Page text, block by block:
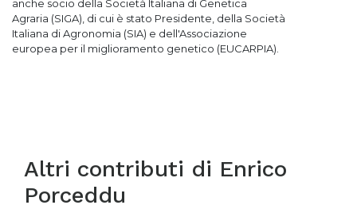
anche socio della Società Italiana di Genetica
Agraria (SIGA), di cui è stato Presidente, della Società
Italiana di Agronomia (SIA) e dell'Associazione
europea per il miglioramento genetico (EUCARPIA).
Altri contributi di Enrico
Porceddu